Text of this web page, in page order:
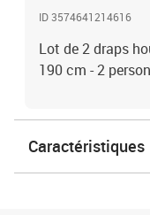
ID 3574641214616
Lot de 2 draps
190 cm - 2
Caractéristiques